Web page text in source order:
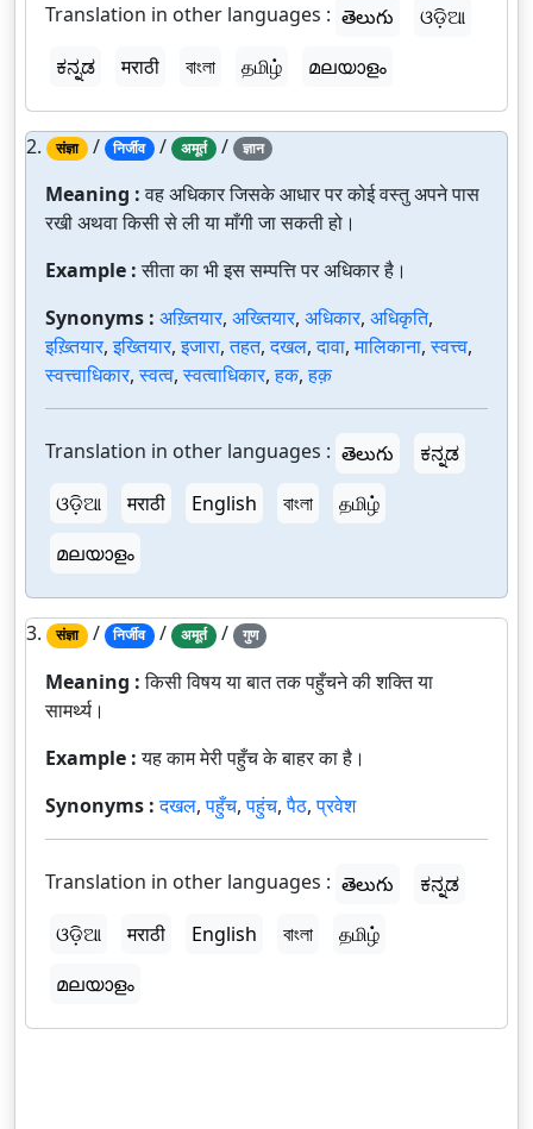
Translation in other languages : తెలుగు
ଓଡ଼ିଆ
ಕನ್ನಡ
मराठी বাংলা தமிழ் മലയാളം
2. संज्ञा / निर्जीव / अमूर्त / ज्ञान
Meaning :वह अधिकार जिसके आधार पर कोई वस्तु अपने पास
रखी अथवा किसी से ली या माँगी जा सकती हो।
Example :सीता का भी इस सम्पत्ति पर अधिकार है।
Synonyms : अख़्तियार, अख्तियार, अधिकार, अधिकृति,
इख़्तियार,इख्तियार,इजारा,तहत,दखल,दावा,मालिकाना,स्वत्त्व,
स्वत्त्वाधिकार,स्वत्व,स्वत्वाधिकार,हक,हक़
Translation in other languages : తెలుగు
ಕನ್ನಡ
ଓଡ଼ିଆ
मराठी English বাংলা
தமிழ்
മലയാളം
3. संज्ञा / निर्जीव / अमूर्त / गुण
Meaning :किसी विषय या बात तक पहुँचने की शक्ति या
सामर्थ्य।
Example :यह काम मेरी पहुँच के बाहर का है।
Synonyms :दखल,पहुँच,पहुंच,पैठ,प्रवेश
Translation in other languages : తెలుగు
ಕನ್ನಡ
ଓଡ଼ିଆ
मराठी English বাংলা
தமிழ்
മലയാളം